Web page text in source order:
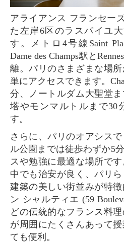
アライアンス フランセーズ ド パリは、落ち着い
た左岸6区のラスパイユ
す。メトロ4号線Saint
Dame des Champs駅と
離。パリのさまざまな場
単にアクセスできます。
分、ノートルダム大聖堂
塔やモンマルトルまで30
す。
さらに、パリのオアシスでもあるリュクサンブー
ル公園までは徒歩わずか5
スや勉強に最適な場所で
中でも治安が良く、パリ
建築の美しい街並みが特
ン シャルティエ (59
どの伝統的なフランス料
が周囲にたくさんあって
ても便利。